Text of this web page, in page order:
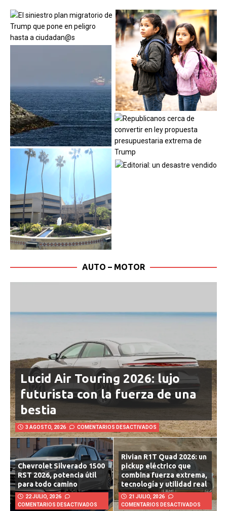
AUTO – MOTOR
Lucid Air Touring 2026: lujo
futurista con la fuerza de una
bestia
3 AGOSTO, 2026 COMENTARIOS DESACTIVADOS
Chevrolet Silverado 1500
RST 2026, potencia útil
para todo camino
22 JULIO, 2026
COMENTARIOS DESACTIVADOS
Rivian R1T Quad 2026: un
pickup eléctrico que
combina fuerza extrema,
tecnología y utilidad real
21 JULIO, 2026
COMENTARIOS DESACTIVADOS